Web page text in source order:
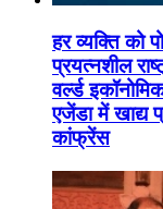
हर व्यक्ति को
प्रयत्नशील
वर्ल्ड
एजेंडा में खाद्य
कांफ्रेंस